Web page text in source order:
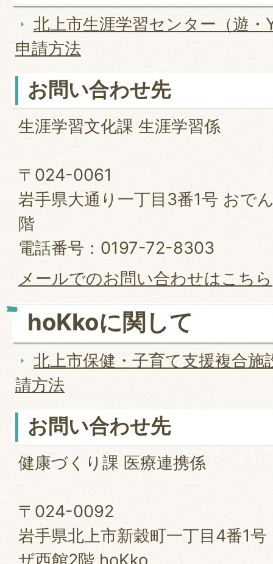
北上市生涯学習センター（遊・
申請方法
お問い合わせ先
生涯学習文化課 生涯学習係
〒024-0061
岩手県大通り一丁目3番1号 おで
階
電話番号：0197-72-8303
メールでのお問い合わせはこちら
hoKkoに関して
北上市保健・子育て支援複合施
請方法
お問い合わせ先
健康づくり課 医療連携係
〒024-0092
岩手県北上市新穀町一丁目4番1
ザ西館2階 hoKko